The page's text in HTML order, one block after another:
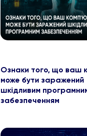
Ознаки того, що ваш
може бути заражений
шкідливим
забезпеченням